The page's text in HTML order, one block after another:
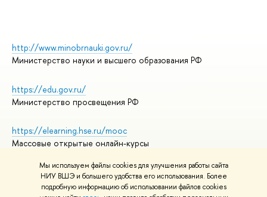
Мы используем файлы cookies для улучшения работы сайта
НИУ ВШЭ и большего удобства его использования. Более
подробную информацию об использовании файлов cookies
http://www.minobrnauki.gov.ru/
Министерство науки и высшего образования РФ
https://edu.gov.ru/
Министерство просвещения РФ
https://elearning.hse.ru/mooc
Массовые открытые онлайн-курсы
© НИУ ВШЭ 1993–2026 Адреса и контакты